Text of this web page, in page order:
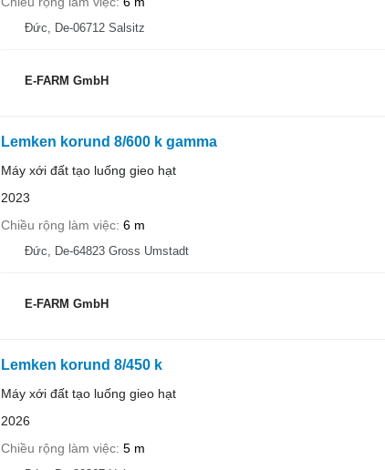
Đức, De-06712 Salsitz
E-FARM GmbH
Lemken korund 8/600 k gamma
Máy xới đất tạo luống gieo hạt
2023
Chiều rộng làm việc 6 m
Đức, De-64823 Gross Umstadt
E-FARM GmbH
Lemken korund 8/450 k
Máy xới đất tạo luống gieo hạt
2026
Chiều rộng làm việc 5 m